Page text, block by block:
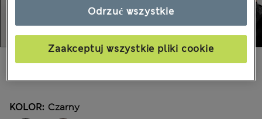
zł375,00 Wszystkie ceny zawierają podatki i cła
KOLOR: Czarny
Odrzuć wszystkie
Zaakceptuj wszystkie pliki cookie